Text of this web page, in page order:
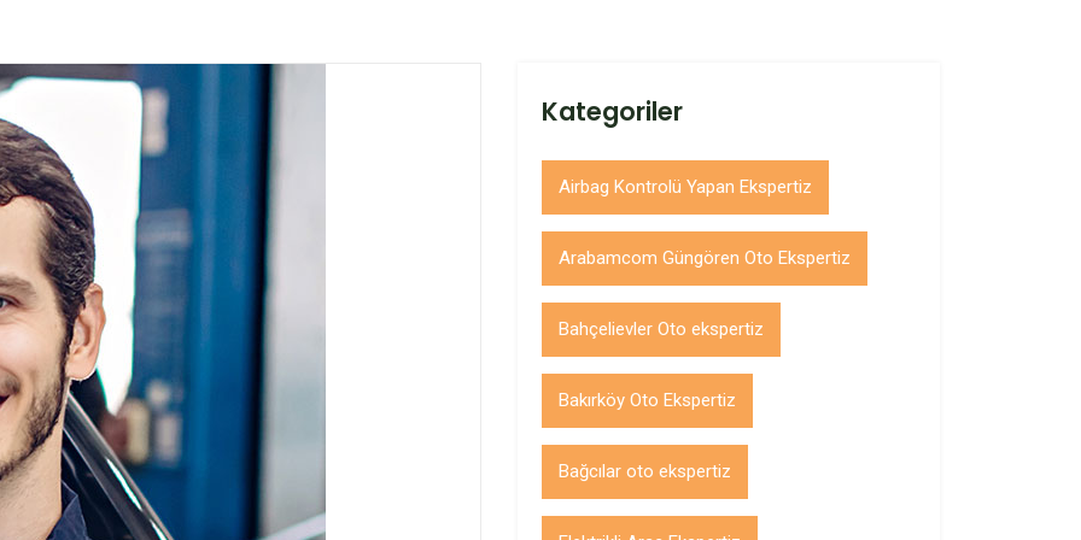
Kategoriler
Airbag Kontrolü Yapan Ekspertiz
Arabamcom Güngören Oto Ekspertiz
Bahçelievler Oto ekspertiz
Bakırköy Oto Ekspertiz
Bağcılar oto ekspertiz